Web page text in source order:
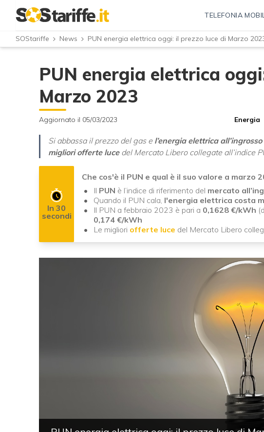
TELEFONIA
SOStariffe News PUN energia elettrica oggi: il prezzo luce di Marzo
PUN energia elettrica
Marzo 2023
Aggiornato il 05/03/2023 Energia
Si abbassa il prezzo del gas e l’energia elettrica all’ingrosso
migliori offerte lucedel Mercato Libero collegate all’indice
In 30
secondi
Che cos'è il PUN e qual è il suo valore a marzo
Il PUN è l’indice di riferimento del mercato
Quando il PUN cala, l'energia elettrica costa
Il PUN a febbraio 2023 è pari a 0,1628 €/kWh
0,174 €/kWh
Le migliori offerte luce del Mercato Libero